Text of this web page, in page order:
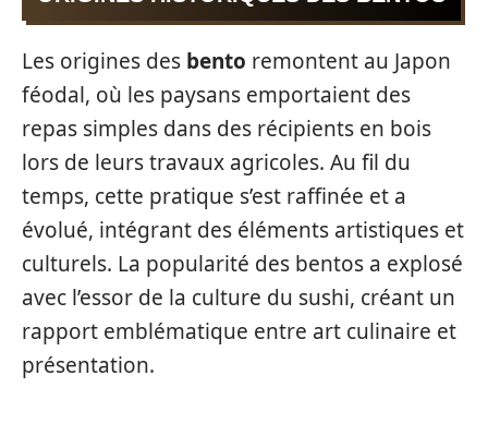
Les origines des bento remontent au Japon
féodal, où les paysans emportaient des
repas simples dans des récipients en bois
lors de leurs travaux agricoles. Au fil du
temps, cette pratique s’est raffinée et a
évolué, intégrant des éléments artistiques et
culturels. La popularité des bentos a explosé
avec l’essor de la culture du sushi, créant un
rapport emblématique entre art culinaire et
présentation.